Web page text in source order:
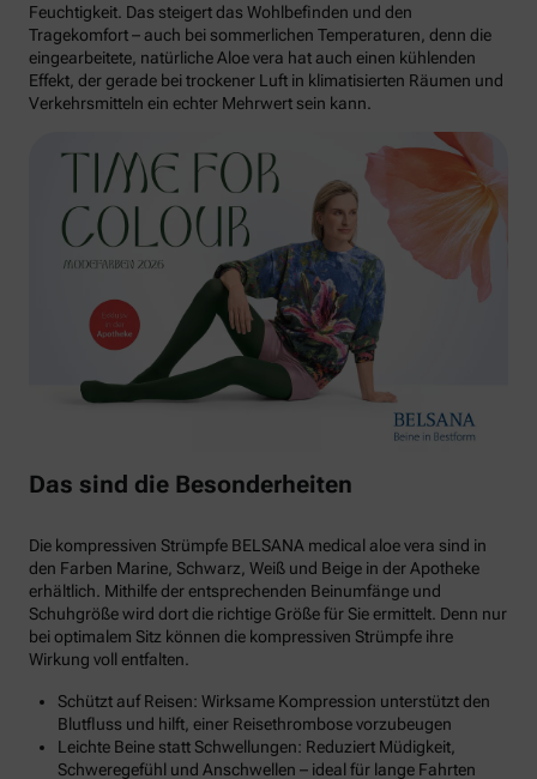
Feuchtigkeit. Das steigert das Wohlbefinden und den
Tragekomfort – auch bei sommerlichen Temperaturen, denn die
eingearbeitete, natürliche Aloe vera hat auch einen kühlenden
Effekt, der gerade bei trockener Luft in klimatisierten Räumen und
Verkehrsmitteln ein echter Mehrwert sein kann.
Das sind die Besonderheiten
Die kompressiven Strümpfe BELSANA medical aloe vera sind in
den Farben Marine, Schwarz, Weiß und Beige in der Apotheke
erhältlich. Mithilfe der entsprechenden Beinumfänge und
Schuhgröße wird dort die richtige Größe für Sie ermittelt. Denn nur
bei optimalem Sitz können die kompressiven Strümpfe ihre
Wirkung voll entfalten.
Schützt auf Reisen: Wirksame Kompression unterstützt den
Blutfluss und hilft, einer Reisethrombose vorzubeugen
Leichte Beine statt Schwellungen: Reduziert Müdigkeit,
Schweregefühl und Anschwellen – ideal für lange Fahrten